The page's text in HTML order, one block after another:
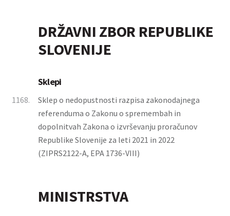
DRŽAVNI ZBOR REPUBLIKE
SLOVENIJE
Sklepi
1168.
Sklep o nedopustnosti razpisa zakonodajnega
referenduma o Zakonu o spremembah in
dopolnitvah Zakona o izvrševanju proračunov
Republike Slovenije za leti 2021 in 2022
(ZIPRS2122-A, EPA 1736-VIII)
MINISTRSTVA